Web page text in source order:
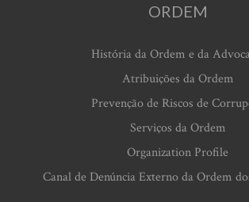
ORDEM
História da Ordem e da
Atribuições da Ordem
Prevenção de Riscos de
Serviços da Ordem
Organization Profile
Canal de Denúncia Externo da Ordem